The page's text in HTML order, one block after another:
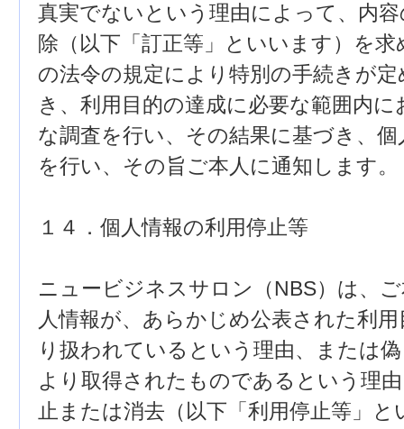
真実でないという理由によって、内
除（以下「訂正等」といいます）を
の法令の規定により特別の手続きが
き、利用目的の達成に必要な範囲内
な調査を行い、その結果に基づき、
を行い、その旨ご本人に通知します。
１４．個人情報の利用停止等
ニュービジネスサロン（NBS）は、
人情報が、あらかじめ公表された利
り扱われているという理由、または
より取得されたものであるという理
止または消去（以下「利用停止等」